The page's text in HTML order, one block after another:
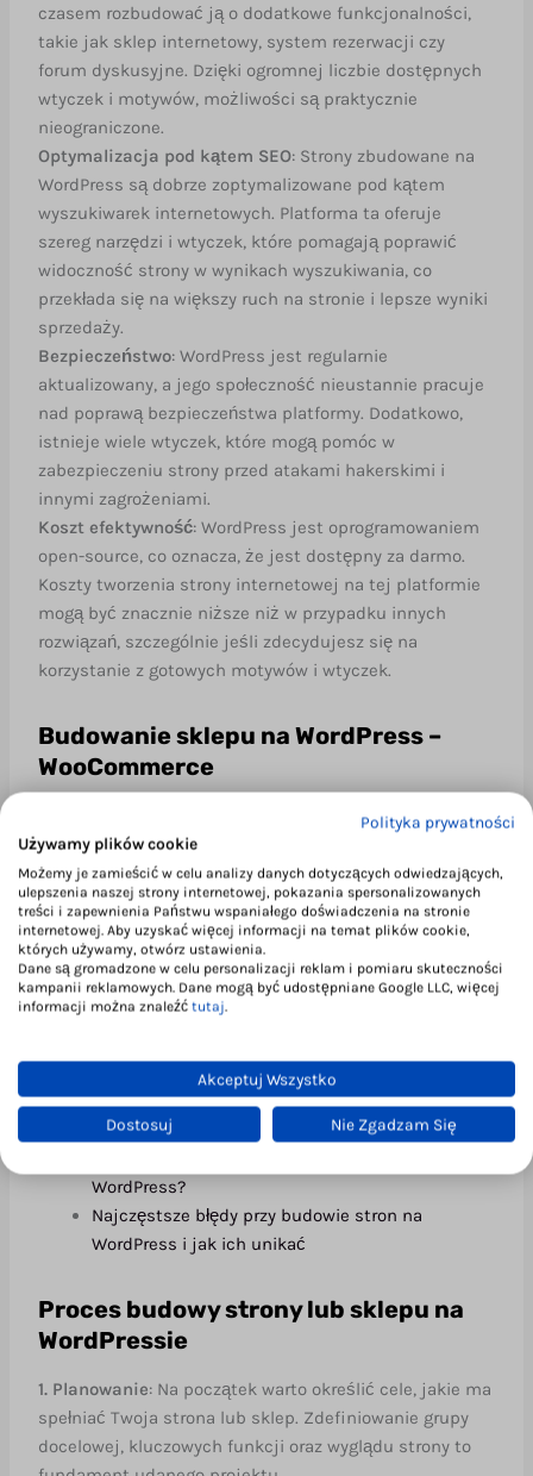
czasem rozbudować ją o dodatkowe funkcjonalności,
takie jak sklep internetowy, system rezerwacji czy
forum dyskusyjne. Dzięki ogromnej liczbie dostępnych
wtyczek i motywów, możliwości są praktycznie
nieograniczone.
Optymalizacja pod kątem SEO: Strony zbudowane na
WordPress są dobrze zoptymalizowane pod kątem
wyszukiwarek internetowych. Platforma ta oferuje
szereg narzędzi i wtyczek, które pomagają poprawić
widoczność strony w wynikach wyszukiwania, co
przekłada się na większy ruch na stronie i lepsze wyniki
sprzedaży.
Bezpieczeństwo: WordPress jest regularnie
aktualizowany, a jego społeczność nieustannie pracuje
nad poprawą bezpieczeństwa platformy. Dodatkowo,
istnieje wiele wtyczek, które mogą pomóc w
zabezpieczeniu strony przed atakami hakerskimi i
innymi zagrożeniami.
Koszt efektywność: WordPress jest oprogramowaniem
open-source, co oznacza, że jest dostępny za darmo.
Koszty tworzenia strony internetowej na tej platformie
mogą być znacznie niższe niż w przypadku innych
rozwiązań, szczególnie jeśli zdecydujesz się na
korzystanie z gotowych motywów i wtyczek.
Budowanie sklepu na WordPress –
WooCommerce
Jeśli planujesz sprzedaż produktów lub usług online,
WooCommerce jest idealnym rozwiązaniem dla Ciebie.
Jest to wtyczka do WordPressa, która przekształca
Twoją stronę w pełnoprawny sklep internetowy.
WooCommerce oferuje szeroką gamę funkcji, w tym
zarządzanie produktami, systemy płatności, integrację z
usługami kurierskimi, a także zaawansowane
raportowanie.
Dlaczego warto zbudować stronę na WordPress?
WordPress?
Najczęstsze błędy przy budowie stron na
WordPress i jak ich unikać
Proces budowy strony lub sklepu na
WordPressie
1. Planowanie: Na początek warto określić cele, jakie ma
spełniać Twoja strona lub sklep. Zdefiniowanie grupy
docelowej, kluczowych funkcji oraz wyglądu strony to
Polityka prywatności
Używamy plików cookie
Możemy je zamieścić w celu analizy danych dotyczących odwiedzających,
ulepszenia naszej strony internetowej, pokazania spersonalizowanych
treści i zapewnienia Państwu wspaniałego doświadczenia na stronie
internetowej. Aby uzyskać więcej informacji na temat plików cookie,
których używamy, otwórz ustawienia.
Dane są gromadzone w celu personalizacji reklam i pomiaru skuteczności
kampanii reklamowych. Dane mogą być udostępniane Google LLC, więcej
informacji można znaleźć tutaj.
Akceptuj Wszystko
Dostosuj Nie Zgadzam Się